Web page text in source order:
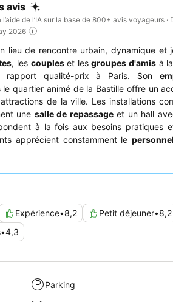
avis
de l’IA sur la base de 800+ avis voyageurs ·
2026
lieu de rencontre urbain, dynamique et
, les coupleset lesgroupes d'amis à
rapport qualité-prix à Paris. Son
le quartier animé de la Bastille offre un
de la ville. Les installations
une salle de repassageet un hall
à la fois aux besoins pratiques
apprécient constamment le
populaire disponible toute la journée.
Expérience•8,2 Petit déjeuner•8,2
•4,3
Parking